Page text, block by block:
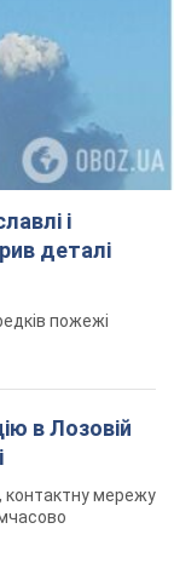
і
деталі
пожежі
в Лозовій
контактну мережу